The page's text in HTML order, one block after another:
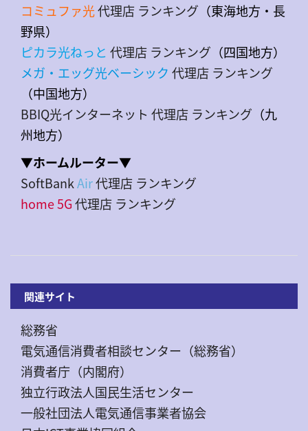
コミュファ光代理店 ランキング （東海地方・長
野県）
ピカラ光ねっと 代理店 ランキング （四国地方）
メガ・エッグ光ベーシック 代理店 ランキング
（中国地方）
BBIQ光インターネット 代理店 ランキング （九
州地方）
▼ホームルーター▼
SoftBankAir代理店 ランキング
home 5G代理店 ランキング
関連サイト
総務省
電気通信消費者相談センター（総務省）
消費者庁（内閣府）
独立行政法人国民生活センター
一般社団法人電気通信事業者協会